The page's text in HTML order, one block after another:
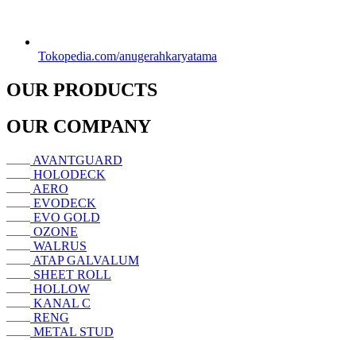
Tokopedia.com/anugerahkaryatama
OUR PRODUCTS
OUR COMPANY
AVANTGUARD
HOLODECK
AERO
EVODECK
EVO GOLD
OZONE
WALRUS
ATAP GALVALUM
SHEET ROLL
HOLLOW
KANAL C
RENG
METAL STUD